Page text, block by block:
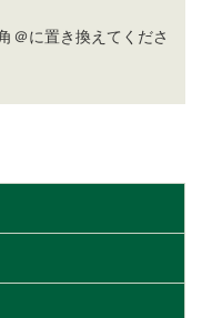
＠に置き換えてくださ